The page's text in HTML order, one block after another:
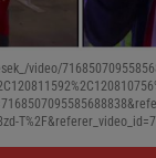
video/